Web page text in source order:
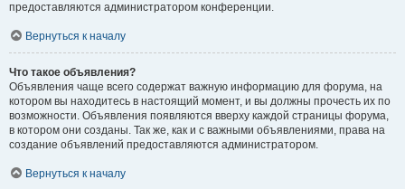
предоставляются администратором конференции.
Вернуться к началу
Что такое объявления?
Объявления чаще всего содержат важную информацию для форума, на
котором вы находитесь в настоящий момент, и вы должны прочесть их по
возможности. Объявления появляются вверху каждой страницы форума,
в котором они созданы. Так же, как и с важными объявлениями, права на
создание объявлений предоставляются администратором.
Вернуться к началу